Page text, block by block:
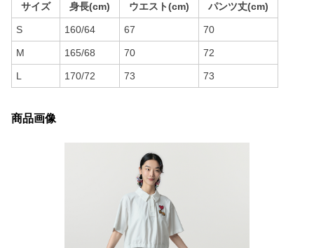
サイズ 身長(cm) ウエスト(cm) パンツ丈(cm)
S 160/64 67 70
M 165/68 70 72
L 170/72 73 73
商品画像